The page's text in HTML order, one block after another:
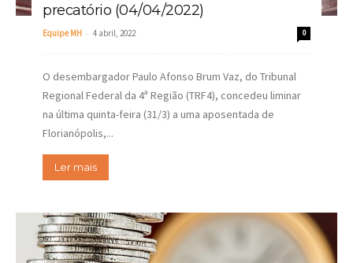
precatório (04/04/2022)
Equipe MH - 4 abril, 2022 0
O desembargador Paulo Afonso Brum Vaz, do Tribunal
Regional Federal da 4ª Região (TRF4), concedeu liminar
na última quinta-feira (31/3) a uma aposentada de
Florianópolis,...
Ler mais